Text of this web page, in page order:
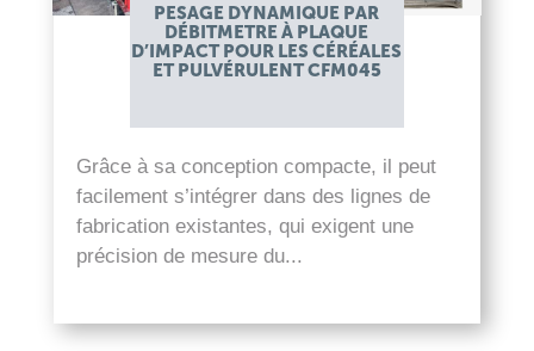
PESAGE DYNAMIQUE PAR
DÉBITMETRE À PLAQUE
D’IMPACT POUR LES CÉRÉALES
ET PULVÉRULENT CFM045
Grâce à sa conception compacte, il peut
facilement s’intégrer dans des lignes de
fabrication existantes, qui exigent une
précision de mesure du...